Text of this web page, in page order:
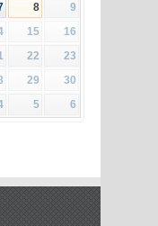
8
9
15
16
22
23
29
30
5 6